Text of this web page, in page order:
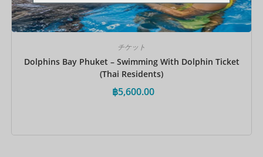
チケット
Dolphins Bay Phuket – Swimming With Dolphin Ticket
(Thai Residents)
฿5,600.00